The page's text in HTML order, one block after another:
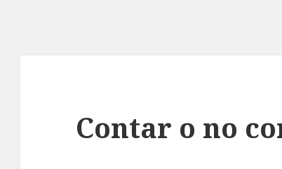
Contar o no